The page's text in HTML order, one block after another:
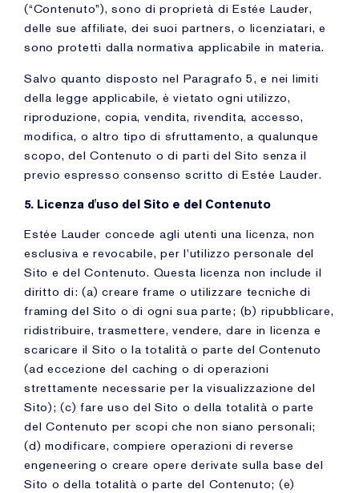
(“Contenuto”), sono di proprietà di Estée Lauder,
delle sue affiliate, dei suoi partners, o licenziatari, e
sono protetti dalla normativa applicabile in materia.
Salvo quanto disposto nel Paragrafo 5, e nei limiti
della legge applicabile, è vietato ogni utilizzo,
riproduzione, copia, vendita, rivendita, accesso,
modifica, o altro tipo di sfruttamento, a qualunque
scopo, del Contenuto o di parti del Sito senza il
previo espresso consenso scritto di Estée Lauder.
5. Licenza d'uso del Sito e del Contenuto
Estée Lauder concede agli utenti una licenza, non
esclusiva e revocabile, per l'utilizzo personale del
Sito e del Contenuto. Questa licenza non include il
diritto di: (a) creare frame o utilizzare tecniche di
framing del Sito o di ogni sua parte; (b) ripubblicare,
ridistribuire, trasmettere, vendere, dare in licenza e
scaricare il Sito o la totalità o parte del Contenuto
(ad eccezione del caching o di operazioni
strettamente necessarie per la visualizzazione del
Sito); (c) fare uso del Sito o della totalità o parte
del Contenuto per scopi che non siano personali;
(d) modificare, compiere operazioni di reverse
engeneering o creare opere derivate sulla base del
Sito o della totalità o parte del Contenuto; (e)